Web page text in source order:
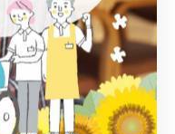
を記録できないケー
けるためには、簡単
活用し、気づいたこ
ることが重要です。